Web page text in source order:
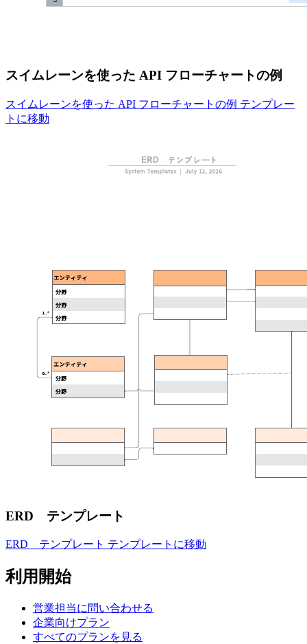
スイムレーンを使った API フローチャートの例
スイムレーンを使った API フローチャートの例 テンプレー
トに移動
ERD テンプレート
ERD テンプレート テンプレートに移動
利用開始
営業担当に問い合わせる
企業向けプラン
すべてのプランを見る